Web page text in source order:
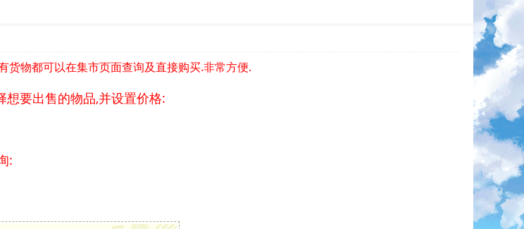
货物都可以在集市页面查询及直接购买.非常方便.
要出售的物品,并设置价格:
: